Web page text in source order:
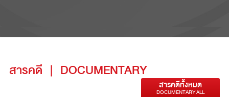
สารคดี | DOCUMENTARY
สารคดีทั้งหมด
DOCUMENTARY ALL